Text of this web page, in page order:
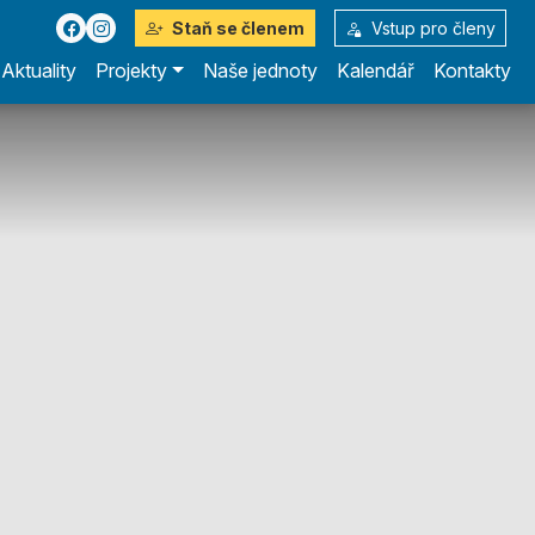
Staň se členem Vstup pro členy
Aktuality Projekty Naše jednoty Kalendář Kontakty